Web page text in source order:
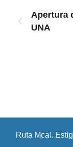
Apertura
UNA
Ruta Mcal.